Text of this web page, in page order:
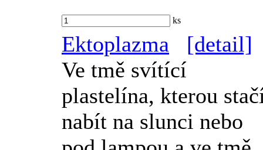
ks
Ektoplazma
[detail]
Ve tmě svítící
plastelína, kterou
nabít na slunci nebo